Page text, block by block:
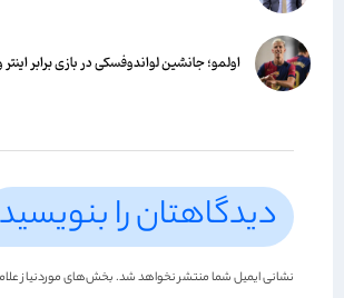
اولمو؛ جانشین لواندوفسکی در بازی برابر اینتر و
دیدگاهتان را بنویسید
نشانی ایمیل شما منتشر نخواهد شد.بخش‌های موردنیاز